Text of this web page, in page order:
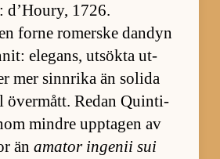
d’Houry, 1726.
forne ro­merske dan­dyn
ele­gans, ut­sökta ut­
mer sinn­rika än so­lida
över­mått. Re­dan Quin­ti­
mindre upp­ta­gen av
än ama­tor in­ge­nii sui